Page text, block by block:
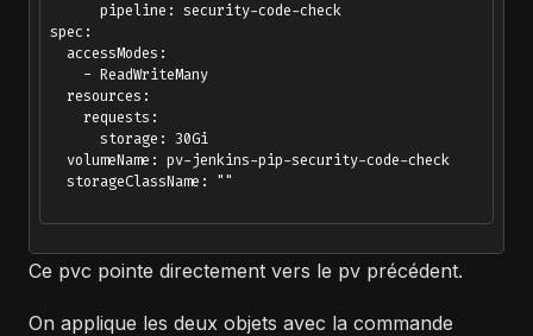
      pipeline: security-code-check
spec:
  accessModes:
    - ReadWriteMany
  resources:
    requests:
      storage: 30Gi
  volumeName: pv-jenkins-pip-security-code-check
  storageClassName: ""
Ce pvc pointe directement vers le pv précédent.
On applique les deux objets avec la commande